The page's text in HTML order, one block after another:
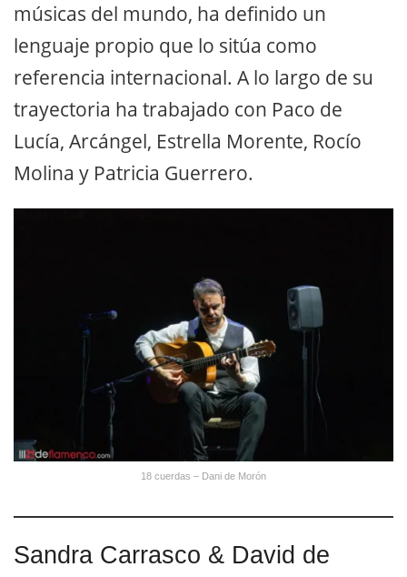
músicas del mundo, ha definido un
lenguaje propio que lo sitúa como
referencia internacional. A lo largo de su
trayectoria ha trabajado con Paco de
Lucía, Arcángel, Estrella Morente, Rocío
Molina y Patricia Guerrero.
18 cuerdas – Dani de Morón
Sandra Carrasco & David de